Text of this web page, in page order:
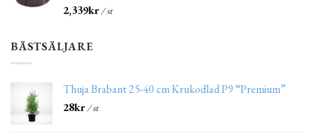
2,339kr/ st
BÄSTSÄLJARE
Thuja Brabant 25-40 cm Krukodlad P9 “Premium”
28kr/ st